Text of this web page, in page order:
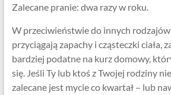
Zalecane pranie: dwa razy w roku.
W przeciwieństwie do innych
przyciągają zapachy i cząsteczki ciała,
bardziej podatne na kurz domowy,
się. Jeśli Ty lub ktoś z Twojej rodziny
zalecane jest mycie co kwartał – lub